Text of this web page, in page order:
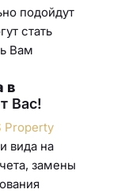
подойдут
стать
Вам
в
Вас!
Property
вида на
замены